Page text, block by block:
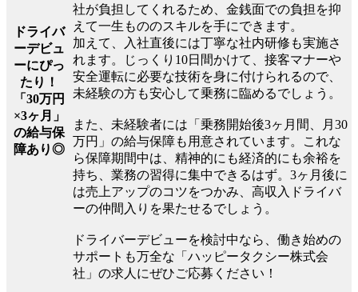
ドライバ
ーデビュ
ーにぴっ
たり！
「30万円
×3ヶ月」
の給与保
障あり◎
社が負担してくれるため、金銭面での負担を抑
えて一生もののスキルを手にできます。
加えて、入社直後には丁寧な社内研修も実施さ
れます。じっくり10日間かけて、接客マナーや
安全運転に必要な技術を身に付けられるので、
未経験の方も安心して乗務に臨めるでしょう。
また、未経験者には「乗務開始後3ヶ月間、月30
万円」の給与保障も用意されています。これな
ら保障期間中は、精神的にも経済的にも余裕を
持ち、業務の習得に集中できるはず。3ヶ月後に
は売上アップのコツをつかみ、高収入ドライバ
ーの仲間入りを果たせるでしょう。
ドライバーデビューを検討中なら、働き始めの
サポートも万全な「ハッピータクシー株式会
社」の求人にぜひご応募ください！